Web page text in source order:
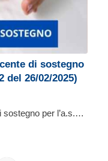
di sostegno
del 26/02/2025)
sostegno per l’a.s.…